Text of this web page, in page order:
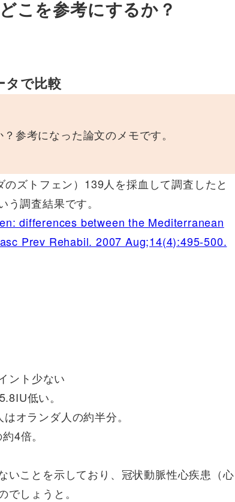
こを参考にするか？
タで比較
参考になった論文のメモです。
ズトフェン）139人を採血して調査したと
調査結果です。
differences between the Mediterranean
Prev Rehabil. 2007 Aug;14(4):495-500.
ント少ない
低い。
オランダ人の約半分。
4倍。
いことを示しており、冠状動脈性心疾患（心
しょうと。